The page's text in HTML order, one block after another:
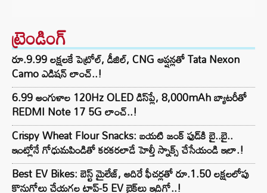
ట్రెండింగ్‌
రూ.9.99 లక్షలకే పెట్రోల్, డీజిల్, CNG ఆప్షన్లతో Tata Nexon
Camo ఎడిషన్ లాంచ్..!
6.99 అంగుళాల 120Hz OLED డిస్‌ప్లే, 8,000mAh బ్యాటరీతో
REDMI Note 17 5G లాంచ్..!
Crispy Wheat Flour Snacks: బయటి జంక్ ఫుడ్‌కి బై..బై..
ఇంట్లోనే గోధుమపిండితో కరకరలాడే హెల్తీ స్నాక్స్ చేసేయండి ఇలా.!
Best EV Bikes: బెస్ట్ మైలేజ్, అదిరే ఫీచర్లతో రూ.1.50 లక్షలలోపు
కొనుగోలు చేయగల టాప్-5 EV బైక్‌లు ఇదిగో..!